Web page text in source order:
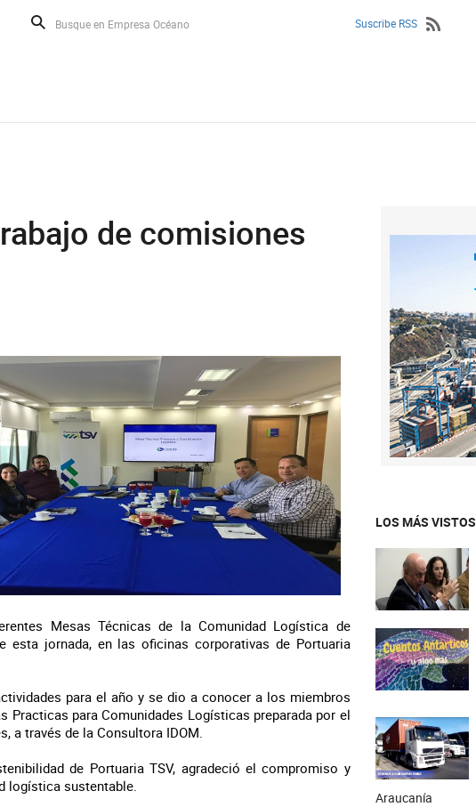
Suscribe RSS
de comisiones
Mesas Técnicas de la Comunidad Logística de
esta jornada, en las oficinas corporativas de Portuaria
para el año y se dio a conocer a los miembros
Practicas para Comunidades Logísticas preparada por el
a través de la Consultora IDOM.
de Portuaria TSV, agradeció el compromiso y
logística sustentable.
LOS MÁS VISTOS
Araucanía